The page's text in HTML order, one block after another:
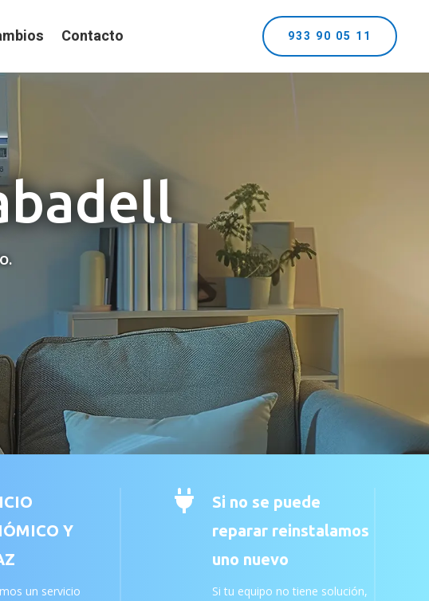
Contacto 933 90 05 11
Y
un servicio

Si no se puede
reparar reinstalamos
uno nuevo
Si tu equipo no tiene solución,